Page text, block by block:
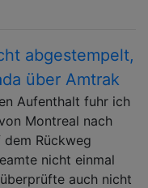
abgestempelt,
über Amtrak
Aufenthalt fuhr ich
Montreal nach
Rückweg
nicht einmal
auch nicht